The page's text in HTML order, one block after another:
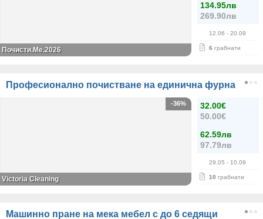
134.95лв
269.90лв
12.06 - 20.09
6 грабнати
Почисти.Ме.2026
Професионално почистване на единична фурна
32.00€
50.00€
62.59лв
97.79лв
29.05 - 10.09
10 грабнати
-36%
Victoria Cleaning
Машинно пране на мека мебел с до 6 седящи